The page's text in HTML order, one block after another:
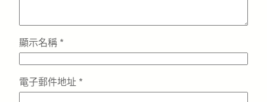
顯示名稱 *
電子郵件地址 *